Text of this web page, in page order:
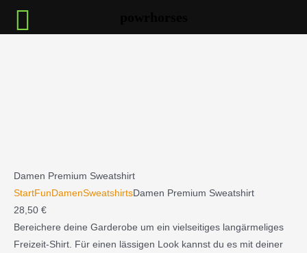
Zum
Damen Premium Sweatshirt
StartFun DamenSweatshirtsDamen Premium Sweatshirt
28,50 €
Bereichere deine Garderobe um ein vielseitiges langärmeliges
Freizeit-Shirt. Für einen lässigen Look kannst du es mit deiner